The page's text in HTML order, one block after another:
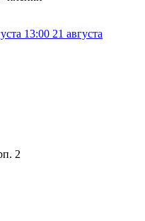
13:00 21 августа
2